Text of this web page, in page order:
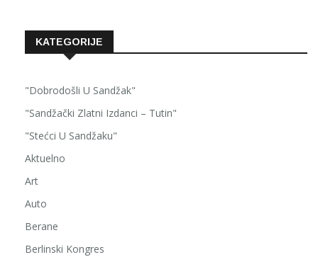
KATEGORIJE
"Dobrodošli U Sandžak"
"Sandžački Zlatni Izdanci – Tutin"
"Stećci U Sandžaku"
Aktuelno
Art
Auto
Berane
Berlinski Kongres